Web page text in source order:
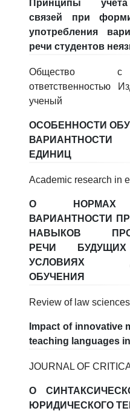
Принципы
связей при
употребления
речи студентов
Общество с
ответственностью
ученый
ОСОБЕННОСТИ
ВАРИАНТНОСТИ
ЕДИНИЦ
Academic research in
О НОРМАХ
ВАРИАНТНОСТИ
НАВЫКОВ
РЕЧИ
УСЛОВИЯХ
ОБУЧЕНИЯ
Review of law sciences
Impact of innovative
teaching languages
JOURNAL OF
О
ЮРИДИЧЕСКОГО
5. To'lov-kontrakt (2)
7. Call-center (4)